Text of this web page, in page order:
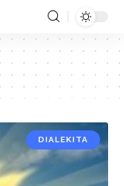
DIALEKITA